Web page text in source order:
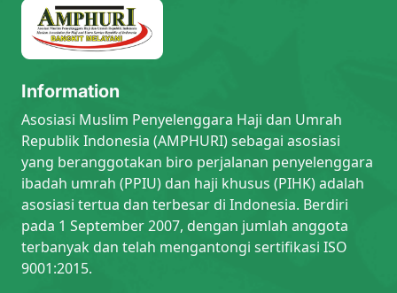
Information
Asosiasi Muslim Penyelenggara Haji dan Umrah
Republik Indonesia (AMPHURI) sebagai asosiasi
yang beranggotakan biro perjalanan penyelenggara
ibadah umrah (PPIU) dan haji khusus (PIHK) adalah
asosiasi tertua dan terbesar di Indonesia. Berdiri
pada 1 September 2007, dengan jumlah anggota
terbanyak dan telah mengantongi sertifikasi ISO
9001:2015.